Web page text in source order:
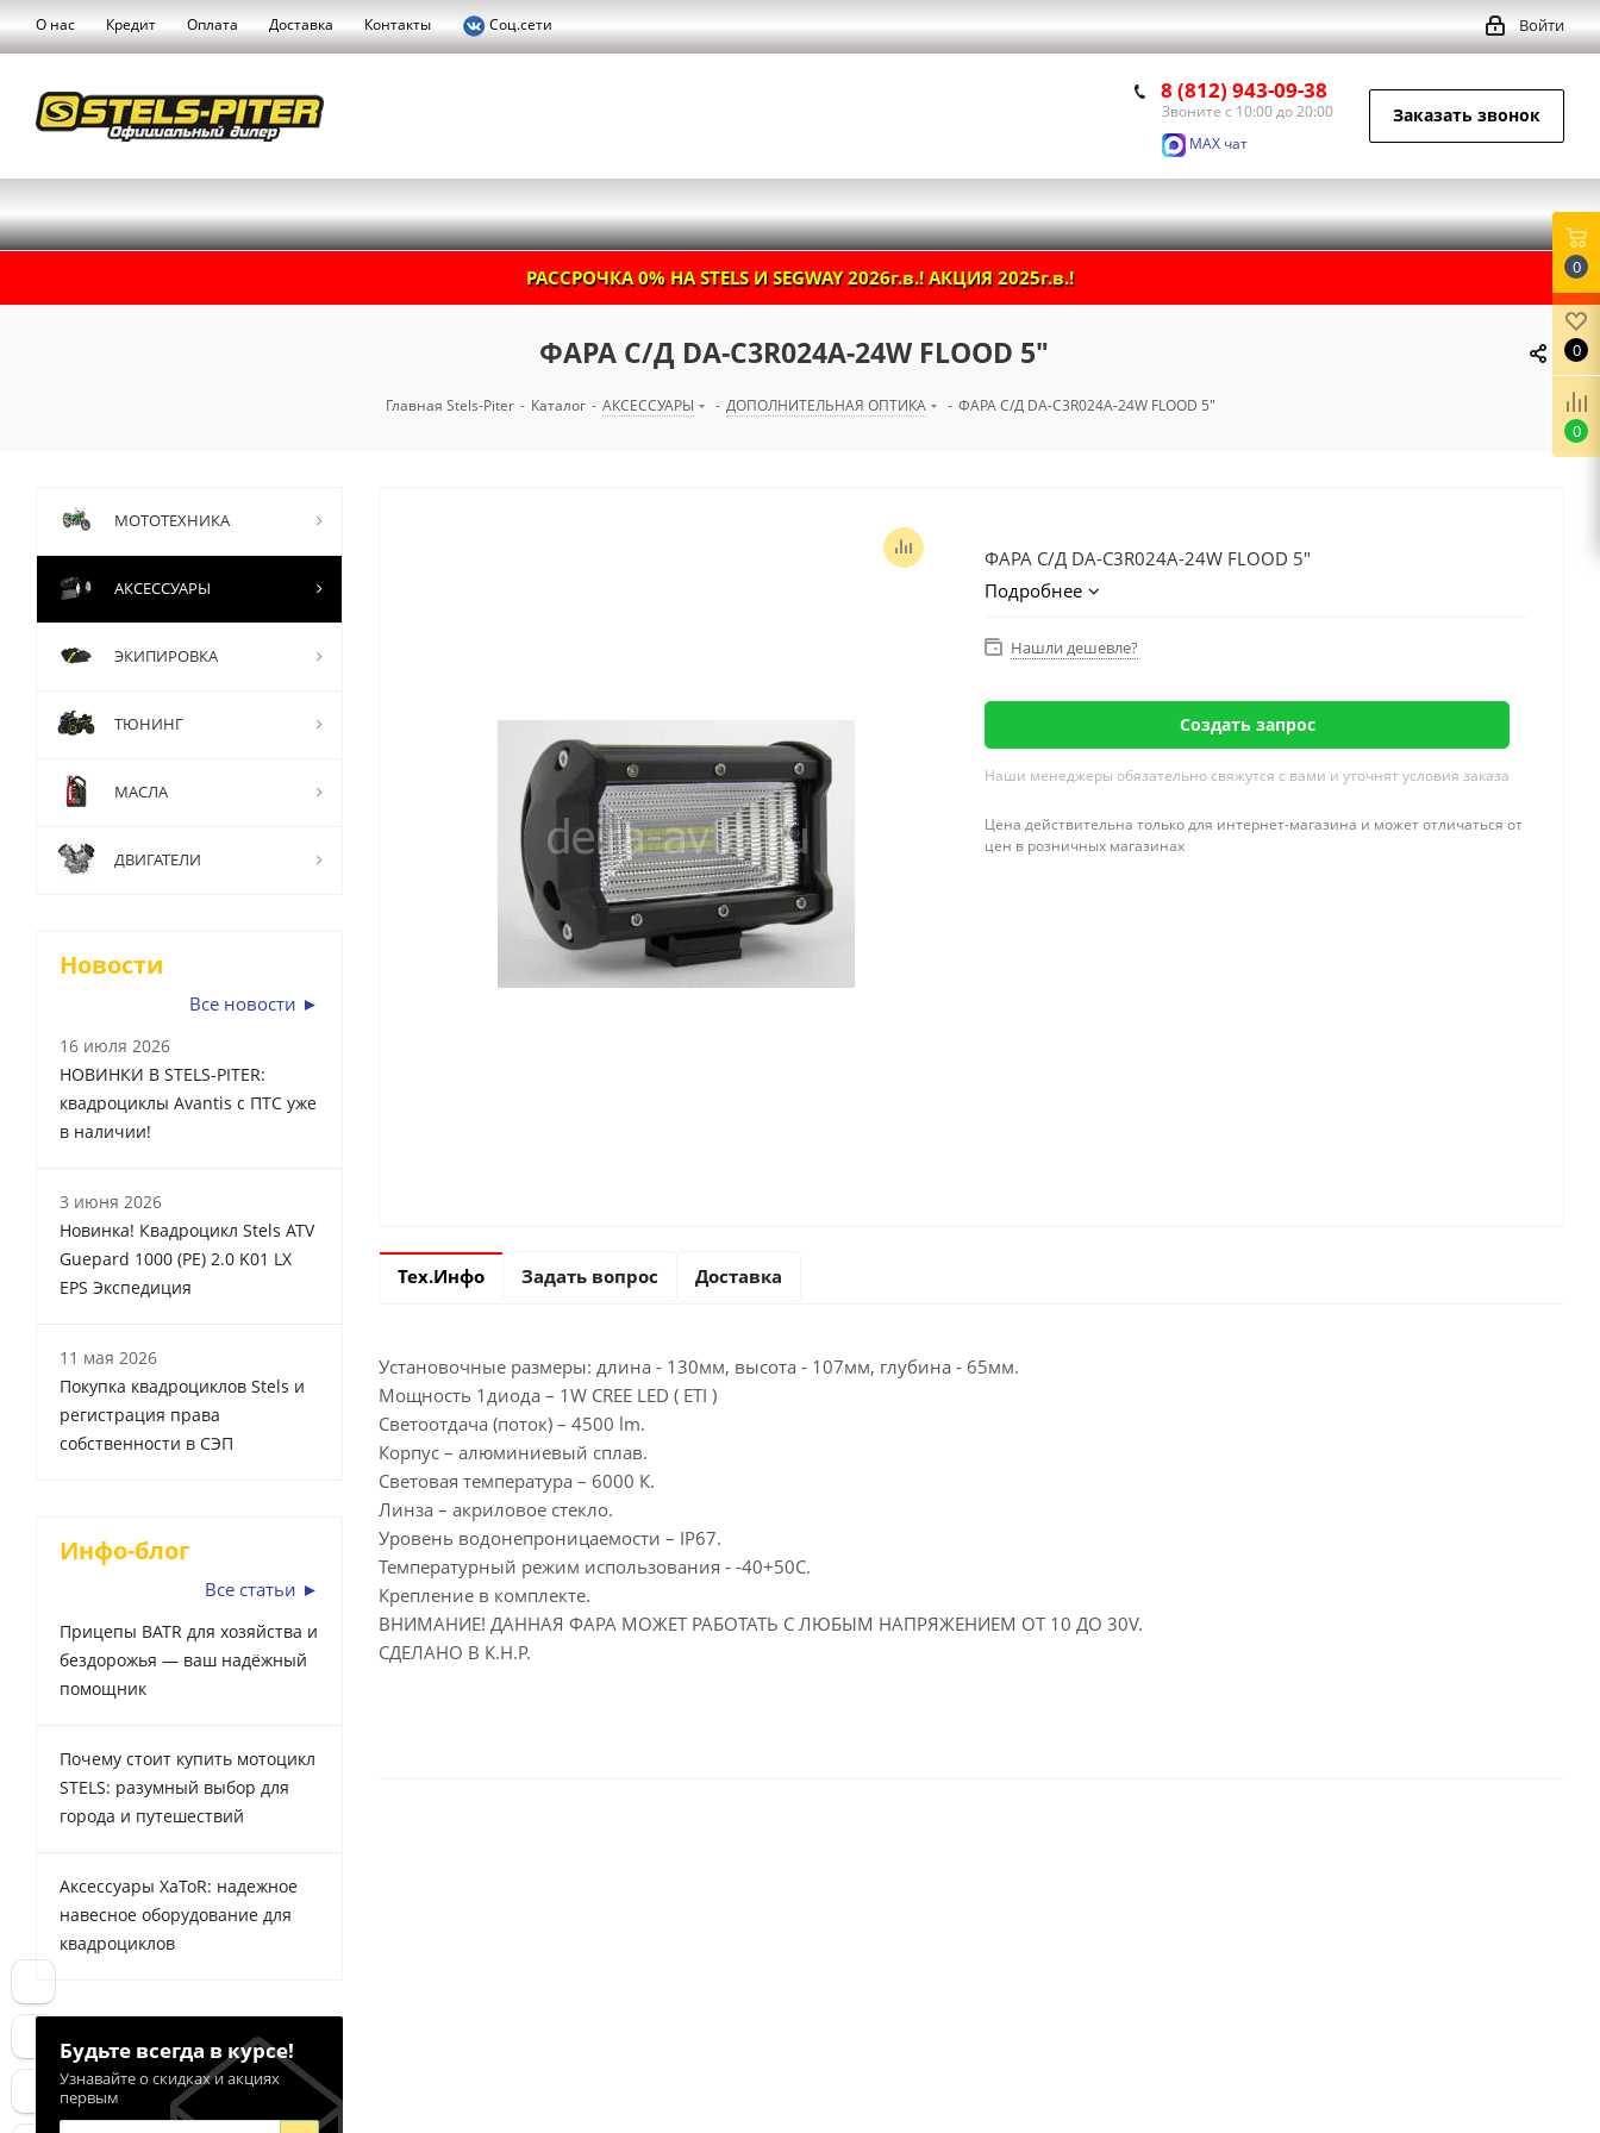
О нас Кредит Оплата Доставка Контакты Соц.сети Войти
8 (812) 943-09-38
Звоните с 10:00 до 20:00
MAX чат
Заказать звонок
РАССРОЧКА 0% НА STELS И SEGWAY 2026г.в.! АКЦИЯ 2025г.в.!
ФАРА С/Д DA-C3R024A-24W FLOOD 5"
Главная Stels-Piter - Каталог - АКСЕССУАРЫ - ДОПОЛНИТЕЛЬНАЯ ОПТИКА - ФАРА С/Д DA-C3R024A-24W FLOOD 5"
ФАРА С/Д DA-C3R024A-24W FLOOD 5"
Подробнее
Нашли дешевле?
Создать запрос
Наши менеджеры обязательно свяжутся с вами и уточнят условия заказа
Цена действительна только для интернет-магазина и может отличаться от
цен в розничных магазинах
Тех.Инфо Задать вопрос Доставка
Установочные размеры: длина - 130мм, высота - 107мм, глубина - 65мм.
Мощность 1диода – 1W CREE LED ( ETI )
Светоотдача (поток) – 4500 lm.
Корпус – алюминиевый сплав.
Световая температура – 6000 К.
Линза – акриловое стекло.
Уровень водонепроницаемости – IP67.
Температурный режим использования - -40+50С.
Крепление в комплекте.
ВНИМАНИЕ! ДАННАЯ ФАРА МОЖЕТ РАБОТАТЬ С ЛЮБЫМ НАПРЯЖЕНИЕМ ОТ 10 ДО 30V.
СДЕЛАНО В К.Н.Р.
МОТОТЕХНИКА
АКСЕССУАРЫ
ЭКИПИРОВКА
ТЮНИНГ
МАСЛА
ДВИГАТЕЛИ
Новости
Все новости ►
16 июля 2026
НОВИНКИ В STELS-PITER:
квадроциклы Avantis с ПТС уже
в наличии!
3 июня 2026
Новинка! Квадроцикл Stels ATV
Guepard 1000 (PE) 2.0 K01 LX
EPS Экспедиция
11 мая 2026
Покупка квадроциклов Stels и
регистрация права
собственности в СЭП
Инфо-блог
Все статьи ►
Прицепы BATR для хозяйства и
бездорожья — ваш надёжный
помощник
Почему стоит купить мотоцикл
STELS: разумный выбор для
города и путешествий
Аксессуары XaToR: надежное
навесное оборудование для
квадроциклов
Будьте всегда в курсе!
Узнавайте о скидках и акциях
первым
0
0
0